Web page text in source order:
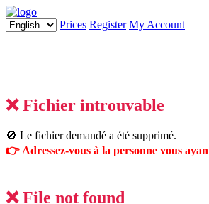
Prices Register My Account
❌ Fichier introuvable
🚫 Le fichier demandé a été supprimé.
👉 Adressez-vous à la personne vous
❌ File not found